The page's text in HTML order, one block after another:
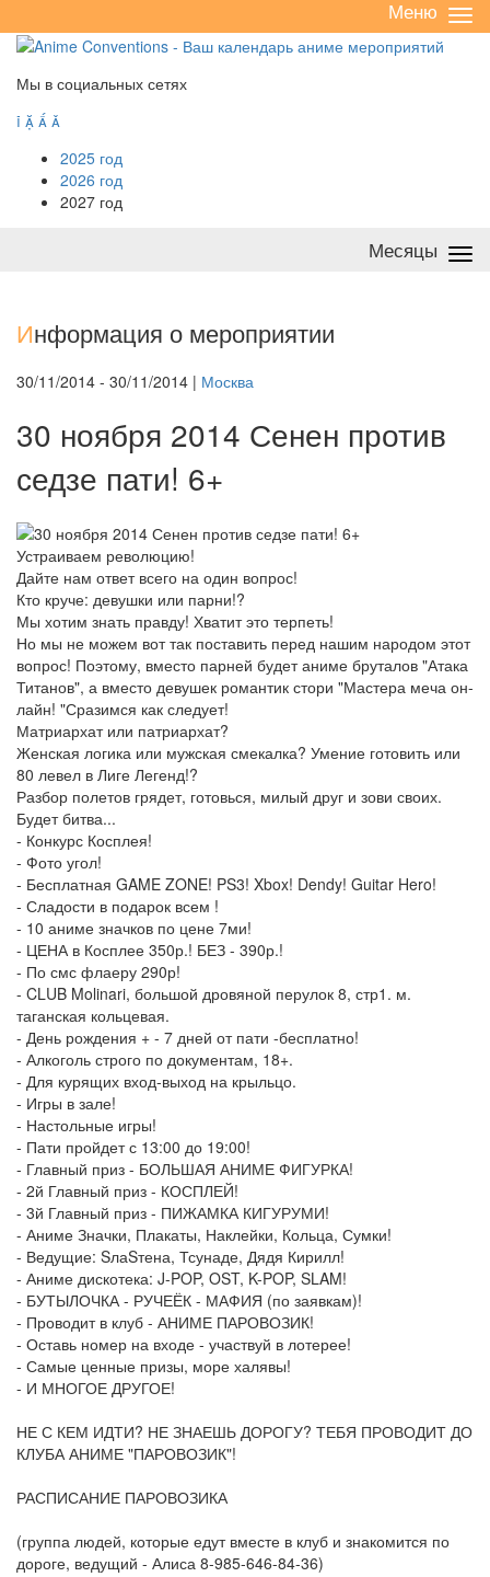
/
Меню
Мы в социальных сетях
   
2025 год
2026 год
2027 год
Месяцы
Информация о мероприятии
30/11/2014 - 30/11/2014 | Москва
30 ноября 2014 Сенен против
седзе пати! 6+
Устраиваем революцию!
Дайте нам ответ всего на один вопрос!
Кто круче: девушки или парни!?
Мы хотим знать правду! Хватит это терпеть!
Но мы не можем вот так поставить перед нашим народом этот
вопрос! Поэтому, вместо парней будет аниме бруталов "Атака
Титанов", а вместо девушек романтик стори "Мастера меча он-
лайн! "Сразимся как следует!
Матриархат или патриархат?
Женская логика или мужская смекалка? Умение готовить или
80 левел в Лиге Легенд!?
Разбор полетов грядет, готовься, милый друг и зови своих.
Будет битва...
- Конкурс Косплея!
- Фото угол!
- Бесплатная GAME ZONE! PS3! Xbox! Dendy! Guitar Hero!
- Сладости в подарок всем !
- 10 аниме значков по цене 7ми!
- ЦЕНА в Косплее 350р.! БЕЗ - 390р.!
- По смс флаеру 290р!
- CLUB Molinari, большой дровяной перулок 8, стр1. м.
таганская кольцевая.
- День рождения + - 7 дней от пати -бесплатно!
- Алкоголь строго по документам, 18+.
- Для курящих вход-выход на крыльцо.
- Игры в зале!
- Настольные игры!
- Пати пройдет с 13:00 до 19:00!
- Главный приз - БОЛЬШАЯ АНИМЕ ФИГУРКА!
- 2й Главный приз - КОСПЛЕЙ!
- 3й Главный приз - ПИЖАМКА КИГУРУМИ!
- Аниме Значки, Плакаты, Наклейки, Кольца, Сумки!
- Ведущие: SлаSтена, Тсунаде, Дядя Кирилл!
- Аниме дискотека: J-POP, OST, K-POP, SLAM!
- БУТЫЛОЧКА - РУЧЕЁК - МАФИЯ (по заявкам)!
- Проводит в клуб - АНИМЕ ПАРОВОЗИК!
- Оставь номер на входе - участвуй в лотерее!
- Самые ценные призы, море халявы!
- И МНОГОЕ ДРУГОЕ!
НЕ С КЕМ ИДТИ? НЕ ЗНАЕШЬ ДОРОГУ? ТЕБЯ ПРОВОДИТ ДО
КЛУБА АНИМЕ "ПАРОВОЗИК"!
РАСПИСАНИЕ ПАРОВОЗИКА
(группа людей, которые едут вместе в клуб и знакомится по
дороге, ведущий - Алиса 8-985-646-84-36)